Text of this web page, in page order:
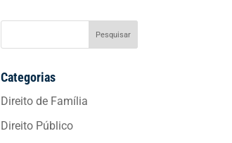
Categorias
Direito de Família
Direito Público